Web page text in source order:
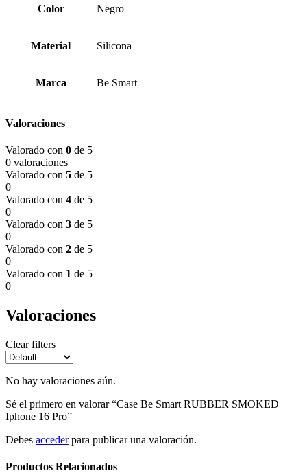
Color Negro
Material Silicona
Marca Be Smart
Valoraciones
Valorado con 0 de 5
0 valoraciones
Valorado con 5 de 5
0
Valorado con 4 de 5
0
Valorado con 3 de 5
0
Valorado con 2 de 5
0
Valorado con 1 de 5
0
Valoraciones
Clear filters
No hay valoraciones aún.
Sé el primero en valorar “Case Be Smart RUBBER SMOKED
Iphone 16 Pro”
Debes accederpara publicar una valoración.
Productos Relacionados